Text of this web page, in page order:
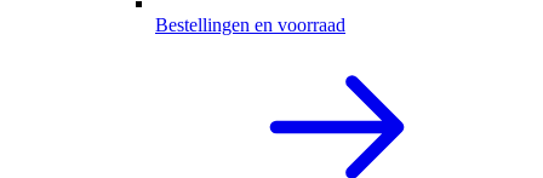
Bestellingen en voorraad